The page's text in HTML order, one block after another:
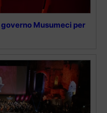
Musumeci per